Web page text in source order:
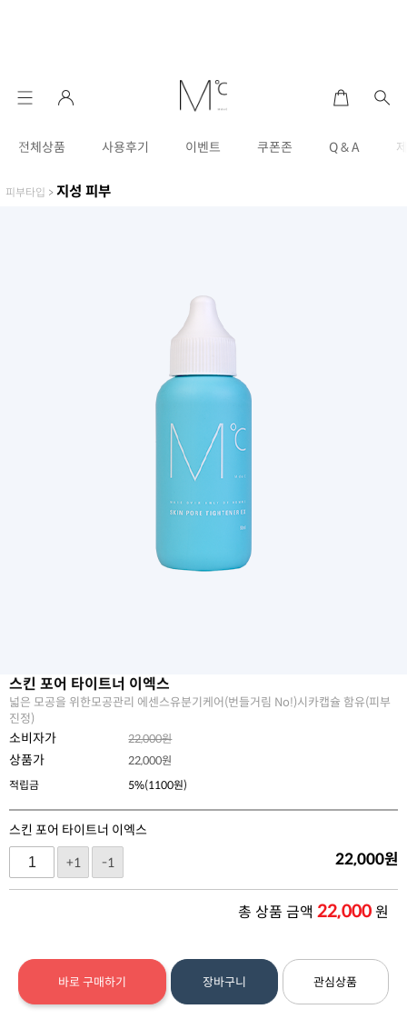
전체상품 사용후기 이벤트 쿠폰존 Q & A
피부타입 > 지성 피부
스킨 포어 타이트너 이엑스
넓은 모공을 위한모공관리 에센스유분기케어(번들거림 No!)시카캡슐 함유(피부
진정)
소비자가 22,000원
상품가 22,000원
적립금
5%(1100원)
스킨 포어 타이트너 이엑스
+1
-1 22,000원
총 상품 금액 22,000원
바로 구매하기 장바구니 관심상품